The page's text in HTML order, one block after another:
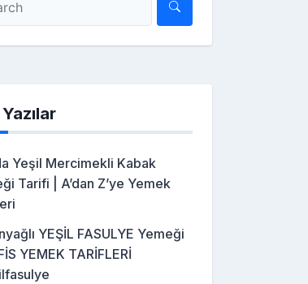
Yeşil Mercimekli Kabak
Tarifi | A’dan Z’ye Yemek
YEŞİL FASULYE Yemeği
YEMEK TARİFLERİ